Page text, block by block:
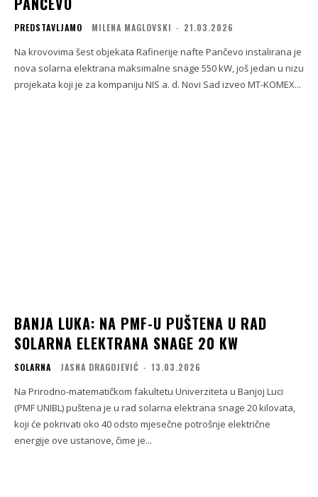
PREDSTAVLJAMO MILENA MAGLOVSKI - 21.03.2026
Na krovovima šest objekata Rafinerije nafte Pančevo instalirana je
nova solarna elektrana maksimalne snage 550 kW, još jedan u nizu
projekata koji je za kompaniju NIS a. d. Novi Sad izveo MT-KOMEX...
BANJA LUKA: NA PMF-U PUŠTENA U RAD
SOLARNA ELEKTRANA SNAGE 20 KW
SOLARNA JASNA DRAGOJEVIĆ - 13.03.2026
Na Prirodno-matematičkom fakultetu Univerziteta u Banjoj Luci
(PMF UNIBL) puštena je u rad solarna elektrana snage 20 kilovata,
koji će pokrivati oko 40 odsto mjesečne potrošnje električne
energije ove ustanove, čime je...